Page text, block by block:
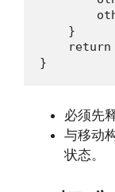
    }
return
}
必须先
与移动
状态。